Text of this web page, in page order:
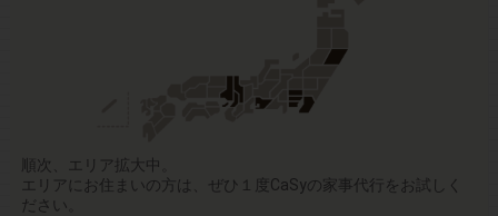
順次、エリア拡大中。
エリアにお住まいの方は、ぜひ１度CaSyの家事代行をお試しく
ださい。